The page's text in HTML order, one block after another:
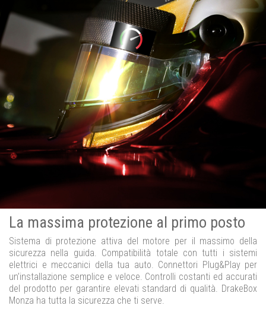
La massima protezione al primo posto
Sistema di protezione attiva del motore per il massimo della
sicurezza nella guida. Compatibilità totale con tutti i sistemi
elettrici e meccanici della tua auto. Connettori Plug&Play per
un’installazione semplice e veloce. Controlli costanti ed accurati
del prodotto per garantire elevati standard di qualità. DrakeBox
Monza ha tutta la sicurezza che ti serve.